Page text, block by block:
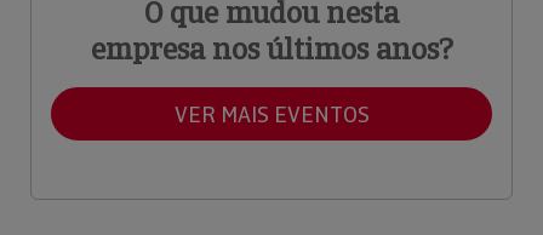
O que mudou nesta
empresa nos últimos anos?
VER MAIS EVENTOS